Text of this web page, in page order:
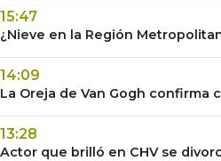
15:47
14:09
13:28